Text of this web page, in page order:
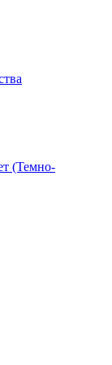
(Темно-